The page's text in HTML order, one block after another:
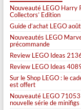
Nouveauté LEGO
Collectors’ Edition
Guide d’achat LEGO
Nouveautés LEGO
précommande
Review LEGO Ideas
Review LEGO Ideas
Sur le Shop LEGO : le
est offert
Nouveauté LEGO
nouvelle série de